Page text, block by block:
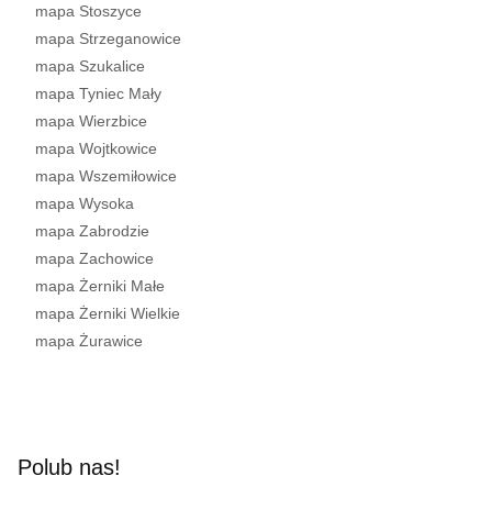
mapa Stoszyce
mapa Strzeganowice
mapa Szukalice
mapa Tyniec Mały
mapa Wierzbice
mapa Wojtkowice
mapa Wszemiłowice
mapa Wysoka
mapa Zabrodzie
mapa Zachowice
mapa Żerniki Małe
mapa Żerniki Wielkie
mapa Żurawice
Polub nas!